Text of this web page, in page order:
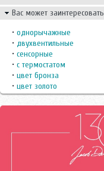
Osgard
Ravak
Roca
Rossinka
Sanela
Slezak
Финляндия
Франция
Чехия
Швейцария
Швеция
Вас может заинтересовать
• однорычажные
• двухвентильные
• сенсорные
• с термостатом
• цвет бронза
• цвет золото